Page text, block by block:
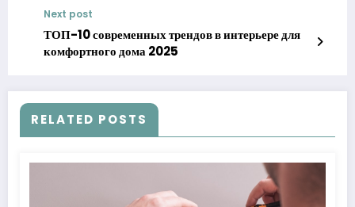
Next post
ТОП-10 современных трендов в интерьере для
комфортного дома 2025
RELATED POSTS